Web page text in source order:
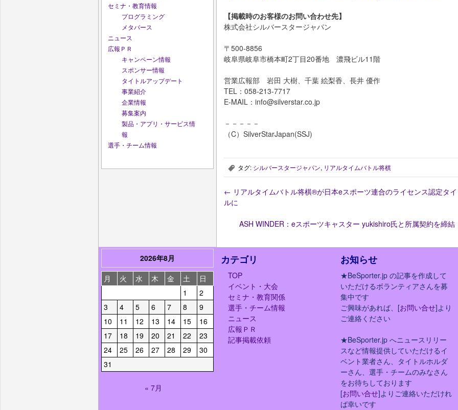
セミナ・教育情報
プログラミング
メタバース
ニュース
広報ＰＲ
キャンペーン情報
スポンサー情報
タイトルアップデート
事業紹介
企業情報
募集案内
製品・アプリ・サービス情
報
選手・チーム情報
【掲載時のお客様のお問い合わせ先】
株式会社シルバースタージャパン
〒500-8856
岐阜県岐阜市橋本町2丁目20番地 濃飛ビル11階
営業広報部 岩田 大樹、千葉 絵梨香、長井 優作
TEL：058-213-7717
E-MAIL：info@silverstar.co.jp
－－－－－
（C）SilverStarJapan(SSJ)
, タグ: シルバースタージャパン, リアルタイムバトル将棋
← リアルタイムバトル将棋®が日本eスポーツ連合のライセンス認定タ
ルに
ASH WINDER：eスポーツキャスター yukishiro氏と所属契約を締結
2026年8月
月
火 水 木 金 土
日
1
2
3
4 5 6 7 8
9
10
11 12 13 14 15
16
17
18 19 20 21 22
23
24
25 26 27 28 29
30
31
« 7月
カテゴリ
TOP
イベント・大会
セミナ・教育関係
選手・チーム情報
ニュース
広報ＰＲ
記事掲載依頼
お知らせ
★BeSporter.jp の記事を作成して
いただけるボランティアさんを募
集中です
ご興味があれば、[お問い合せ]より
ご連絡ください
★BeSporter.jp へニュースリリー
スなど情報提供していただけるイ
ベント業者さん、タイトルホルダ
ーさん、選手・チームのみなさん
をお待ちしております
[お問い合せ]よりご連絡いただけれ
ば幸いです